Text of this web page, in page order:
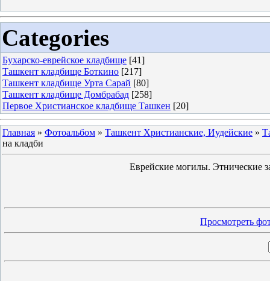
Categories
Бухарско-еврейское кладбище [41]
Ташкент кладбище Боткино [217]
Ташкент кладбище Урта Сарай [80]
Ташкент кладбище Домбрабад [258]
Первое Христианское кладбище Ташкен [20]
Главная » Фотоальбом » Ташкент Христианские, Иудейские »
на кладби
Еврейские могилы. Этнические
Просмотреть